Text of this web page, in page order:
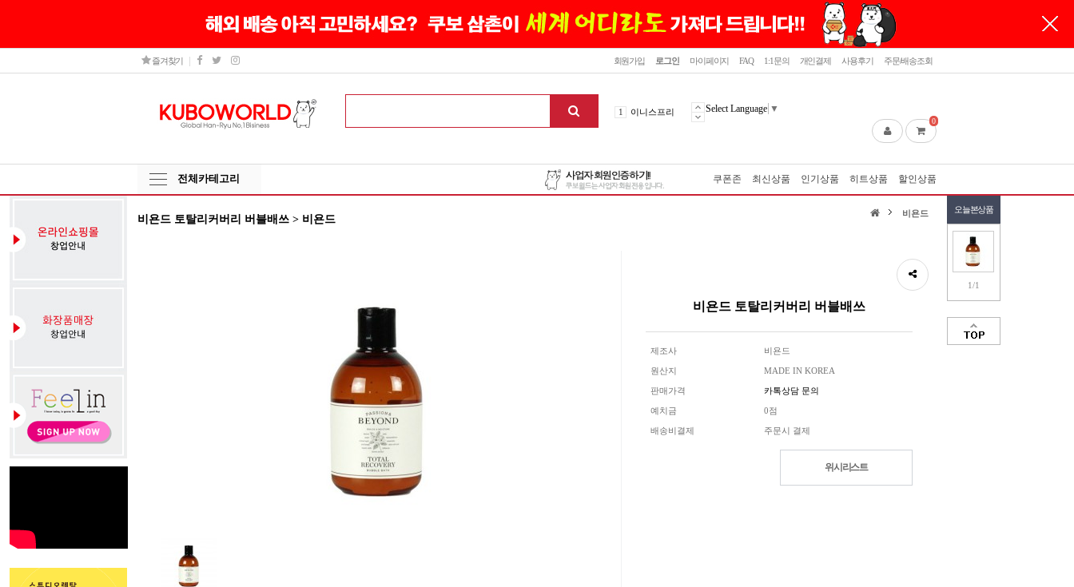
닫기
회원가입 로그인 마이페이지 FAQ 1:1문의 개인결제 사용후기 주문/배송조회
즐겨찾기
1
4 메디힐
5 라네즈
Select Language ▼
0
전체카테고리 쿠폰존 최신상품 인기상품 히트상품 할인상품
비욘드 토탈리커버리 버블배쓰 > 비욘드
오늘본상품
1/1
비욘드
비욘드 토탈리커버리 버블배쓰
제조사 비욘드
원산지 MADE IN KOREA
판매가격 카톡상담 문의
예치금 0점
배송비결제 주문시 결제
위시리스트